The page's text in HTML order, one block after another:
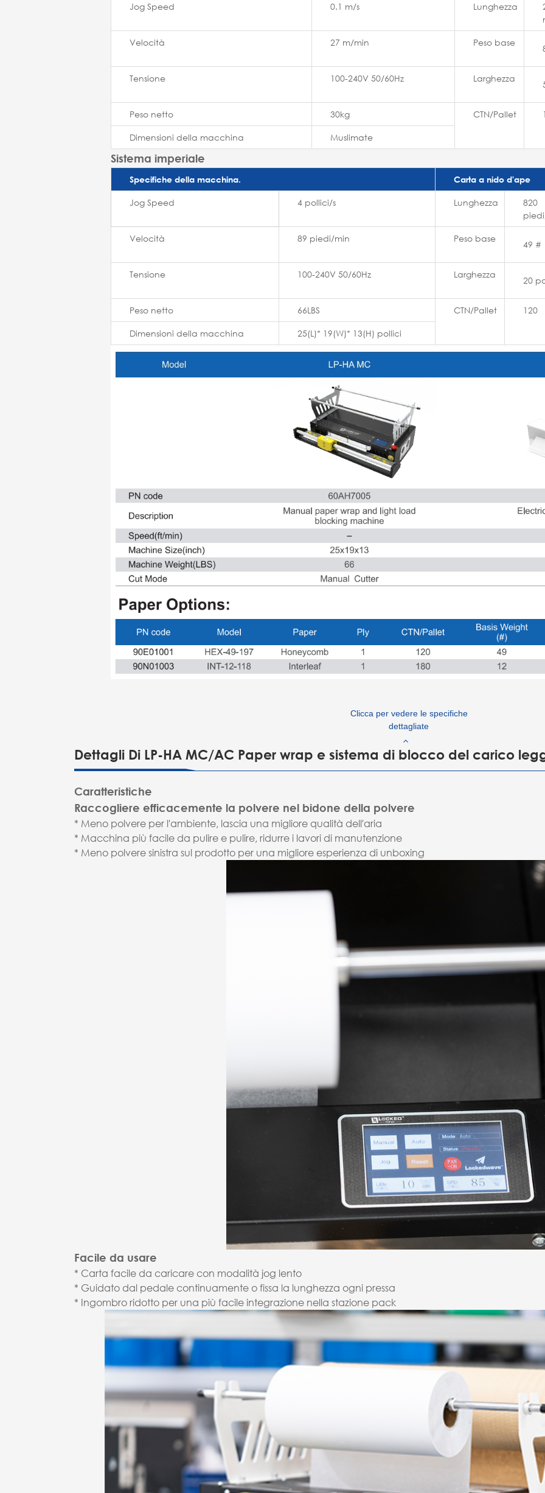
Jog Speed 0.1 m/s Lunghezza
Velocità
27 m/min Peso base
Tensione 100-240V 50/60Hz Larghezza
Peso netto 30kg CTN/Pallet
Dimensioni della macchina
Muslimate
Sistema imperiale
Specifiche della macchina. Carta a nido d'ape
Jog Speed 4 pollici/s Lunghezza
820
Velocità
89 piedi/min Peso base
49 #
Tensione 100-240V 50/60Hz Larghezza
20
Peso netto 66LBS CTN/Pallet
120
Dimensioni della macchina
25(L)* 19(W)* 13(H) pollici
Clicca per vedere le specifiche
dettagliate
Dettagli Di LP-HA MC/AC Paper wrap e sistema di blocco del carico
Caratteristiche
Raccogliere efficacemente la polvere nel bidone della polvere
* Meno polvere per l'ambiente, lascia una migliore qualità dell'aria
* Macchina più facile da pulire e pulire, ridurre i lavori di manutenzione
* Meno polvere sinistra sul prodotto per una migliore esperienza di unboxing
Facile da usare
* Carta facile da caricare con modalità jog lento
* Guidato dal pedale continuamente o fissa la lunghezza ogni pressa
* Ingombro ridotto per una più facile integrazione nella stazione pack